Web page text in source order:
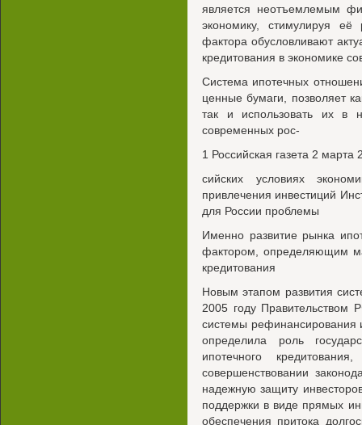
является неотъемлемым
экономику, стимулируя
фактора обусловливают
кредитования в экономике
Система ипотечных
ценные бумаги, позволяет
так и использовать их в
современных рос-
1 Российская газета 2 марта
сийских условиях
привлечения инвестиций
для России проблемы
Именно развитие рынка
фактором, определяющим
кредитования
Новым этапом развития
2005 году Правительством
системы рефинансирования
определила роль
ипотечного
совершенствовании
надежную защиту
поддержки в виде прямых
обеспечения притока